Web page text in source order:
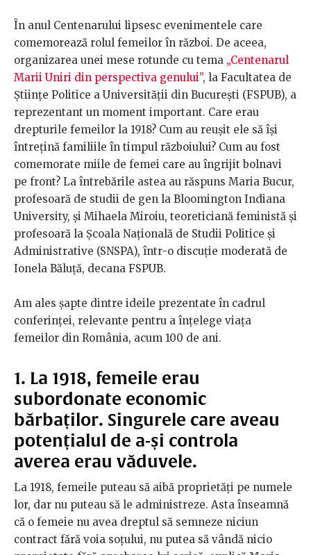
În anul Centenarului lipsesc evenimentele care
comemorează rolul femeilor în război. De aceea,
organizarea unei mese rotunde cu tema „Centenarul
Marii Uniri din perspectiva genului”, la Facultatea de
Științe Politice a Universității din București (FSPUB), a
reprezentant un moment important. Care erau
drepturile femeilor la 1918? Cum au reușit ele să își
întrețină familiile în timpul războiului? Cum au fost
comemorate miile de femei care au îngrijit bolnavi
pe front? La întrebările astea au răspuns Maria Bucur,
profesoară de studii de gen la Bloomington Indiana
University, și Mihaela Miroiu, teoreticiană feministă și
profesoară la Școala Națională de Studii Politice și
Administrative (SNSPA), într-o discuție moderată de
Ionela Băluță, decana FSPUB.
Am ales șapte dintre ideile prezentate în cadrul
conferinței, relevante pentru a înțelege viața
femeilor din România, acum 100 de ani.
1. La 1918, femeile erau
subordonate economic
bărbaților. Singurele care aveau
potențialul de a-și controla
averea erau văduvele.
La 1918, femeile puteau să aibă proprietăți pe numele
lor, dar nu puteau să le administreze. Asta înseamnă
că o femeie nu avea dreptul să semneze niciun
contract fără voia soțului, nu putea să vândă nicio